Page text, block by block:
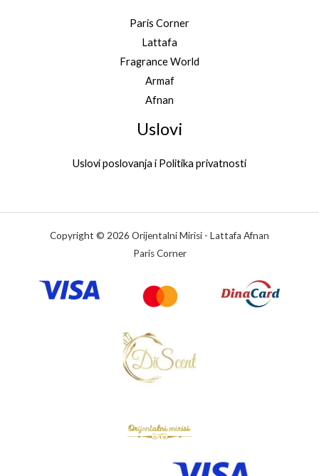
Paris Corner
Lattafa
Fragrance World
Armaf
Afnan
Uslovi
Uslovi poslovanja i Politika privatnosti
Copyright © 2026 Orijentalni Mirisi - Lattafa Afnan
Paris Corner